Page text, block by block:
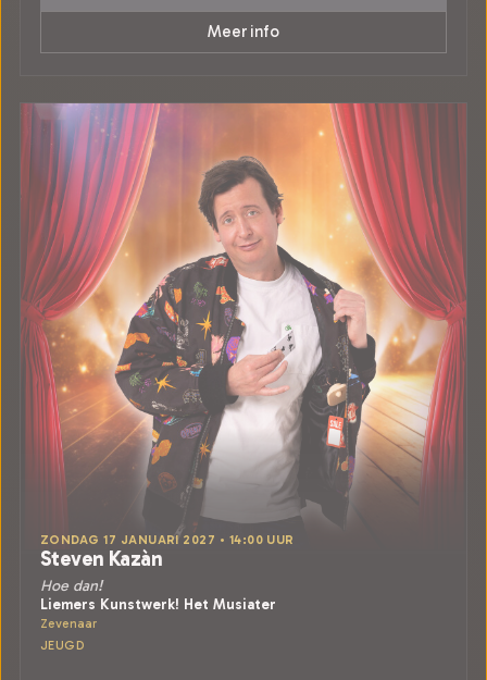
Meer info
ZONDAG 17 JANUARI 2027 • 14:00 UUR
Steven Kazàn
Hoe dan!
Liemers Kunstwerk! Het Musiater
Zevenaar
JEUGD